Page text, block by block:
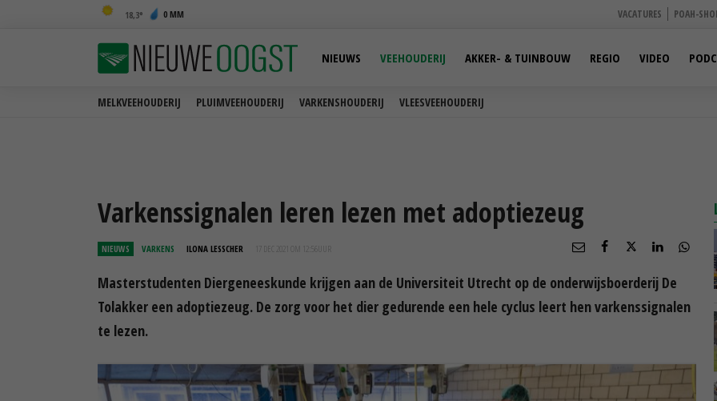
18,3 0 MM VACATURES POAH-
MELKVEEHOUDERIJ PLUIMVEEHOUDERIJ VARKENSHOUDERIJ VLEESVEEHOUDERIJ
NIEUWS VEEHOUDERIJ AKKER- & TUINBOUW REGIO VIDEO
Varkenssignalen leren lezen met adoptiezeug
NIEUWS VARKENS ILONA LESSCHER 17 DEC 2021 OM 12:56
Masterstudenten Diergeneeskunde krijgen aan de Universiteit Utrecht op de onderwijsboerderij De
Tolakker een adoptiezeug. De zorg voor het dier gedurende een hele cyclus leert hen varkenssignalen
te lezen.